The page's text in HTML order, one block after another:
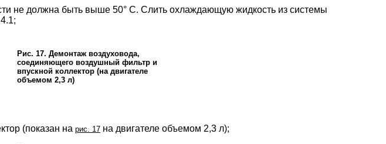
не должна быть выше 50° С. Слить охлаждающую жидкость из системы
Рис. 17. Демонтаж воздуховода,
соединяющего воздушный фильтр и
впускной коллектор (на двигателе
объемом 2,3 л)
(показан на рис. 17 на двигателе объемом 2,3 л);